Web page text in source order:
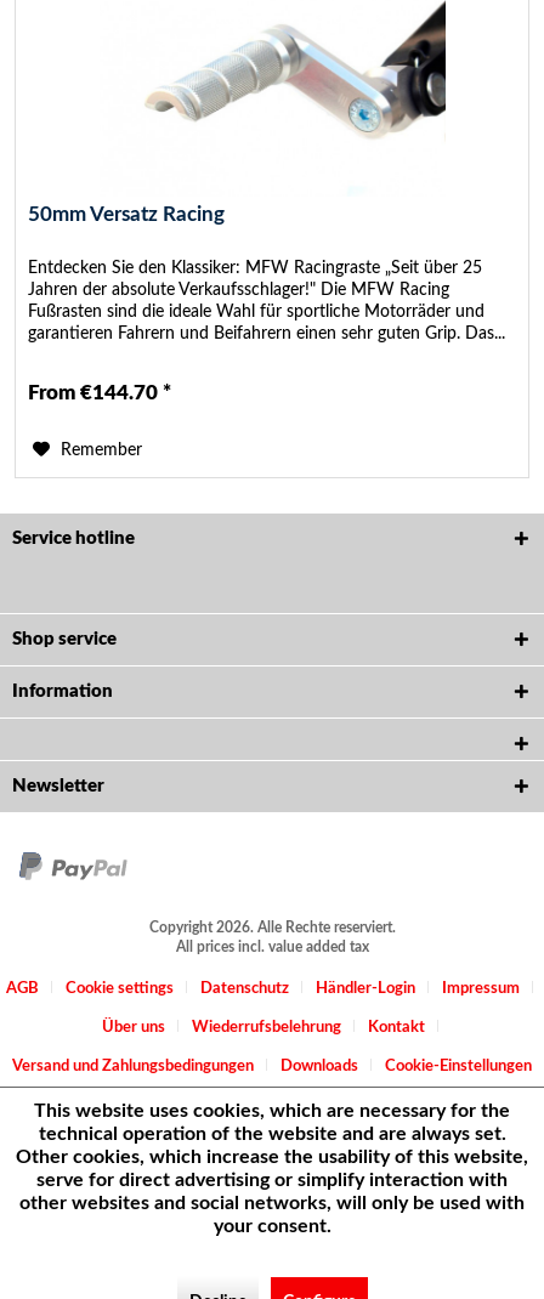
50mm Versatz Racing
Entdecken Sie den Klassiker: MFW Racingraste „Seit über 25
Jahren der absolute Verkaufsschlager!" Die MFW Racing
Fußrasten sind die ideale Wahl für sportliche Motorräder und
garantieren Fahrern und Beifahrern einen sehr guten Grip. Das...
From €144.70 *
Remember
Service hotline
Shop service
Information
Newsletter
Copyright 2026. Alle Rechte reserviert.
All prices incl. value added tax
AGB Cookie settings Datenschutz Händler-Login Impressum
Über uns Wiederrufsbelehrung Kontakt
Versand und Zahlungsbedingungen Downloads Cookie-Einstellungen
This website uses cookies, which are necessary for the
technical operation of the website and are always set.
Other cookies, which increase the usability of this website,
serve for direct advertising or simplify interaction with
other websites and social networks, will only be used with
your consent.